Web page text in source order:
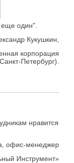
еще один".
Кукушкин,
корпорация
Петербург).
нравится
офис-менеджер
Инструмент»